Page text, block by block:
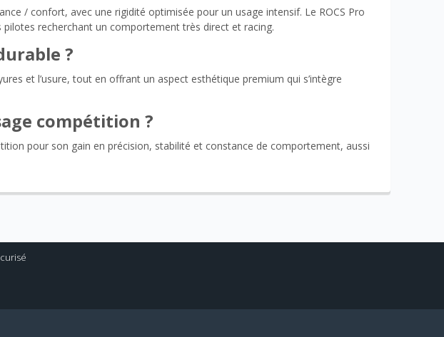
/ confort, avec une rigidité optimisée pour un usage intensif. Le ROCS Pro
recherchant un comportement très direct et racing.
?
et l’usure, tout en offrant un aspect esthétique premium qui s’intègre
compétition ?
pour son gain en précision, stabilité et constance de comportement, aussi